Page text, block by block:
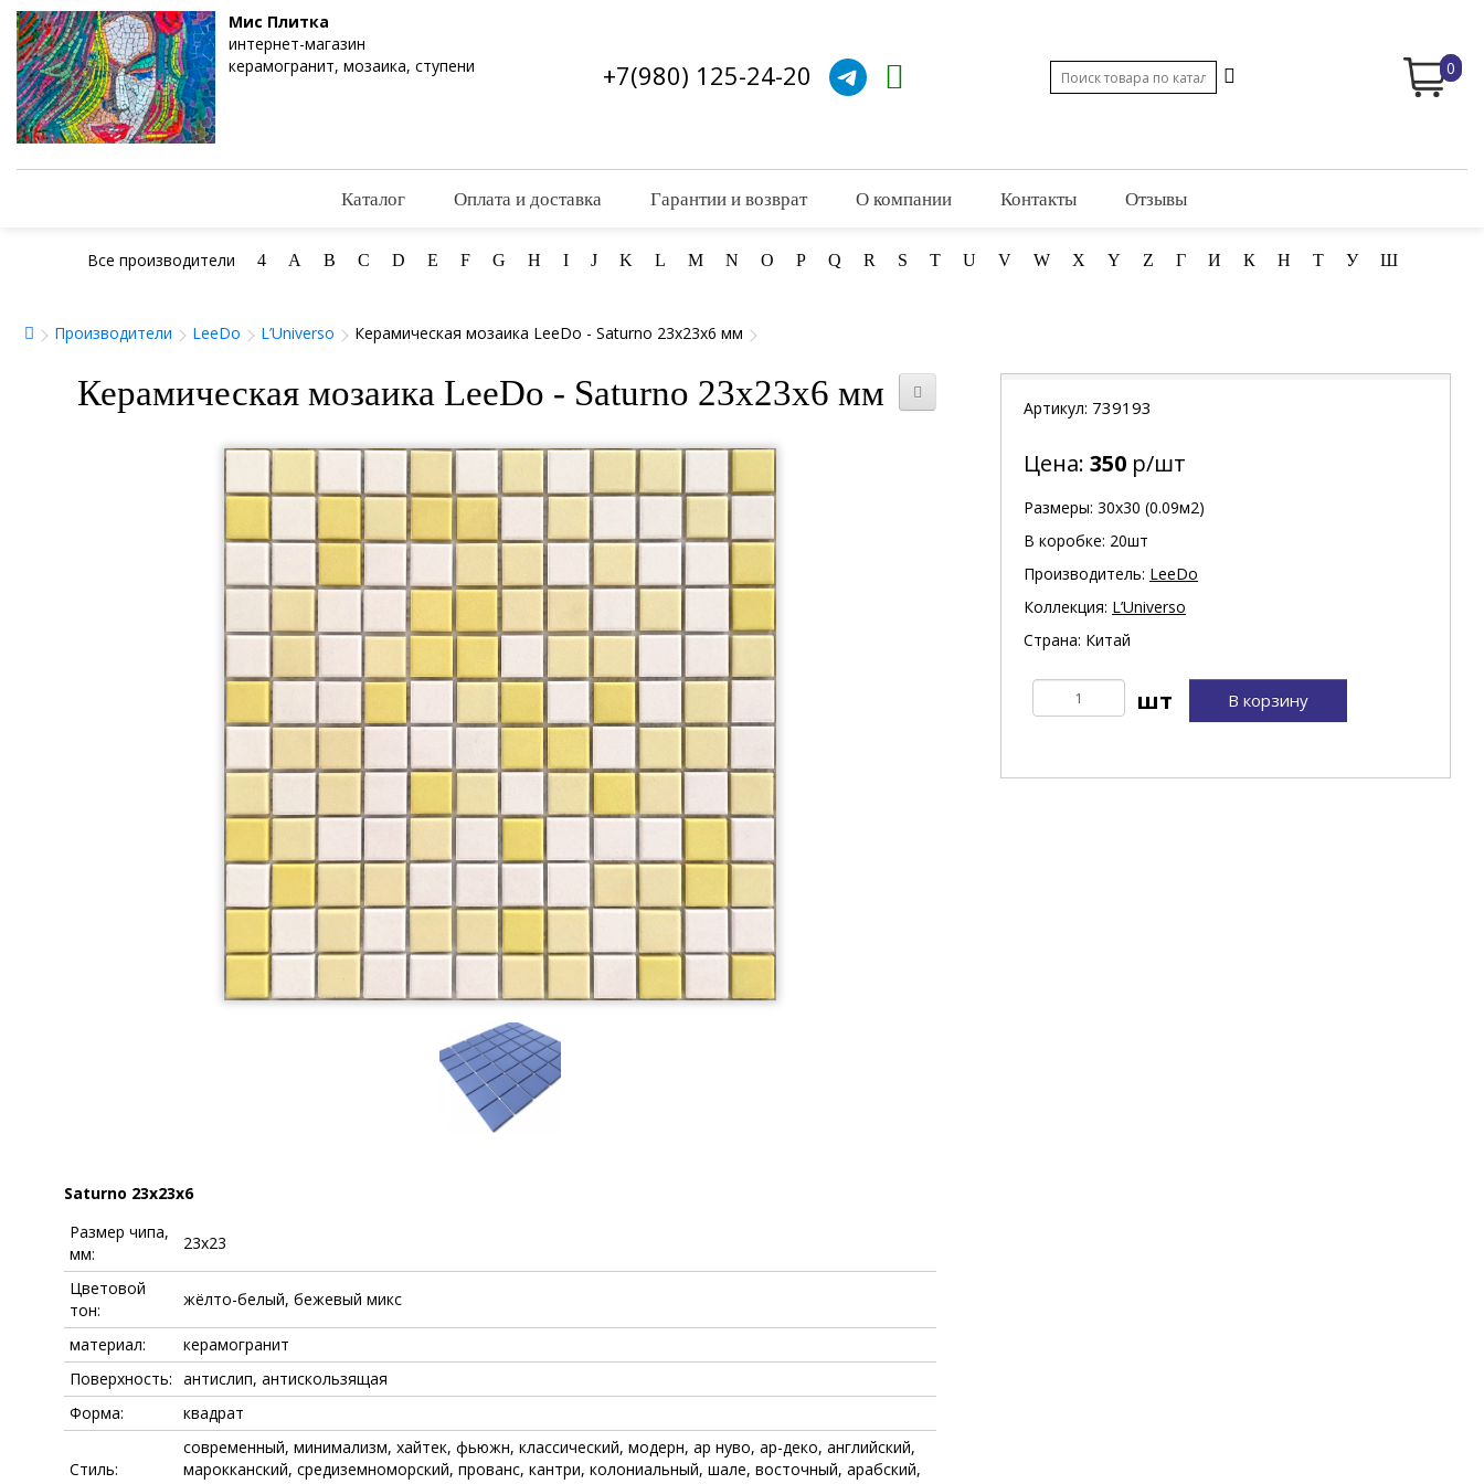
Мис Плитка
интернет-магазин
керамогранит, мозаика, ступени
+7(980) 125-24-20 0
Каталог Оплата и доставка Гарантии и возврат О компании Контакты Отзывы
Все производители 4 A B C D E F G H I J K L M N O P Q R S T U V W X Y Z Г И К Н Т У Ш
Производители LeeDo L’Universo Керамическая мозаика LeeDo - Saturno 23x23x6 мм
Керамическая мозаика LeeDo - Saturno 23x23x6 мм
Saturno 23x23x6
Размер чипа,
мм:
23x23
Цветовой
тон:
жёлто-белый, бежевый микс
материал:
керамогранит
Поверхность: антислип, антискользящая
Форма:
квадрат
Стиль:
современный, минимализм, хайтек, фьюжн, классический, модерн, ар нуво, ар-деко, английский,
марокканский, средиземноморский, прованс, кантри, колониальный, шале, восточный, арабский,
Артикул: 739193
Цена: 350 р/шт
Размеры: 30х30 (0.09м2)
В коробке: 20шт
Производитель: LeeDo
Коллекция: L’Universo
Страна: Китай
В корзину